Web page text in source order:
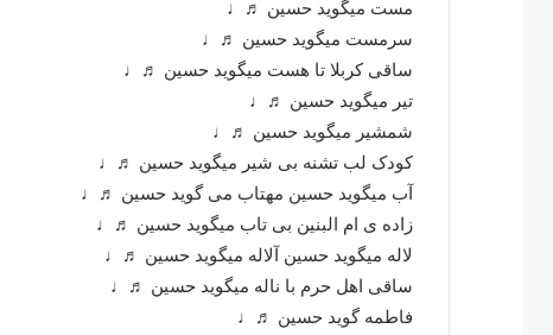
مست میگوید حسین ♬♩
سرمست میگوید حسین ♬♩
ساقی کربلا تا هست میگوید حسین ♬♩
تیر میگوید حسین ♬♩
شمشیر میگوید حسین ♬♩
کودک لب تشنه بی شیر میگوید حسین ♬♩
آب میگوید حسین مهتاب می گوید حسین ♬♩
زاده ی ام البنین بی تاب میگوید حسین ♬♩
لاله میگوید حسین آلاله میگوید حسین ♬♩
ساقی اهل حرم با ناله میگوید حسین ♬♩
فاطمه گوید حسین ♬♩